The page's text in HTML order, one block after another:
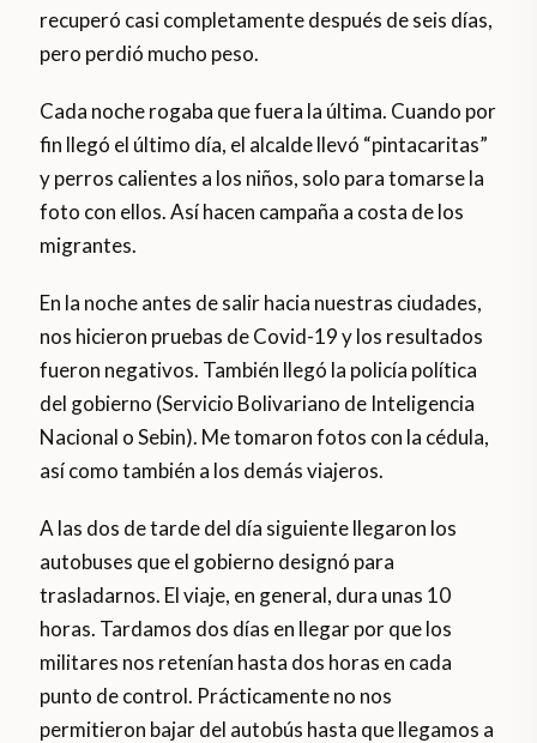
recuperó casi completamente después de seis días,
pero perdió mucho peso.
Cada noche rogaba que fuera la última. Cuando por
fin llegó el último día, el alcalde llevó “pintacaritas”
y perros calientes a los niños, solo para tomarse la
foto con ellos. Así hacen campaña a costa de los
migrantes.
En la noche antes de salir hacia nuestras ciudades,
nos hicieron pruebas de Covid-19 y los resultados
fueron negativos. También llegó la policía política
del gobierno (Servicio Bolivariano de Inteligencia
Nacional o Sebin). Me tomaron fotos con la cédula,
así como también a los demás viajeros.
A las dos de tarde del día siguiente llegaron los
autobuses que el gobierno designó para
trasladarnos. El viaje, en general, dura unas 10
horas. Tardamos dos días en llegar por que los
militares nos retenían hasta dos horas en cada
punto de control. Prácticamente no nos
permitieron bajar del autobús hasta que llegamos a